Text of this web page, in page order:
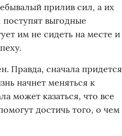
прилив сил, а их
выгодные
им не сидеть на месте и
Правда, сначала придется
начнет меняться к
может казаться, что все
достичь того, о чем